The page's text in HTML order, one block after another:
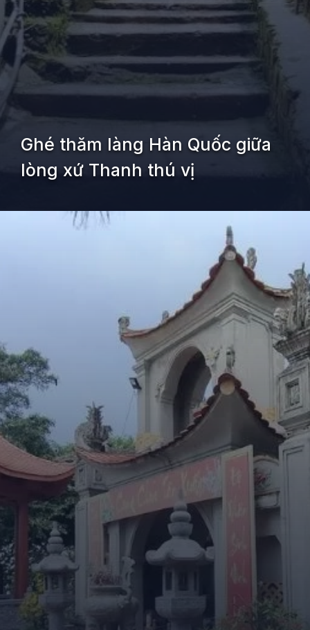
Ghé thăm làng Hàn Quốc giữa
lòng xứ Thanh thú vị
Đang mở